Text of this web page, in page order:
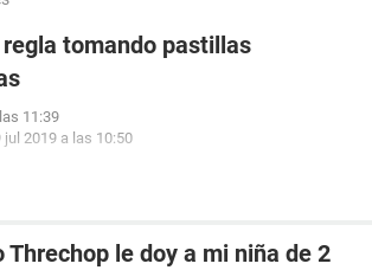
tomando pastillas
11:39
jul 2019 a las 10:50
Threchop le doy a mi niña de 2